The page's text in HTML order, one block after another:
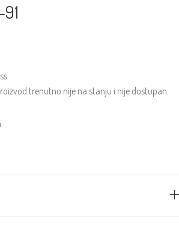
trenutno nije na stanju i nije dostupan.